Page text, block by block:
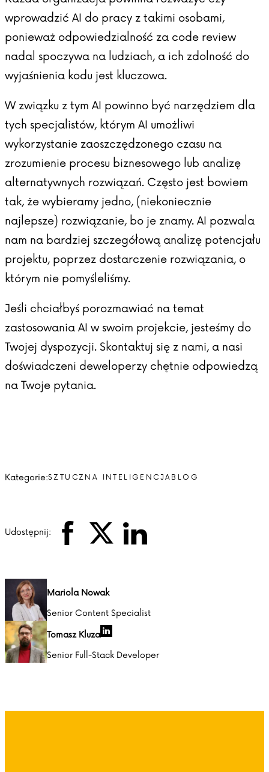
wprowadzić AI do pracy z takimi osobami,
ponieważ odpowiedzialność za code review
nadal spoczywa na ludziach, a ich zdolność do
wyjaśnienia kodu jest kluczowa.
W związku z tym AI powinno być narzędziem dla
tych specjalistów, którym AI umożliwi
wykorzystanie zaoszczędzonego czasu na
zrozumienie procesu biznesowego lub analizę
alternatywnych rozwiązań. Często jest bowiem
tak, że wybieramy jedno, (niekoniecznie
najlepsze) rozwiązanie, bo je znamy. AI pozwala
nam na bardziej szczegółową analizę potencjału
projektu, poprzez dostarczenie rozwiązania, o
którym nie pomyśleliśmy.
Jeśli chciałbyś porozmawiać na temat
zastosowania AI w swoim projekcie, jesteśmy do
Twojej dyspozycji. Skontaktuj się z nami, a nasi
doświadczeni deweloperzy chętnie odpowiedzą
na Twoje pytania.
Kategorie:SZTUCZNA INTELIGENCJA BLOG
Udostępnij:
Mariola Nowak
Senior Content Specialist
Tomasz Kluza
Senior Full-Stack Developer